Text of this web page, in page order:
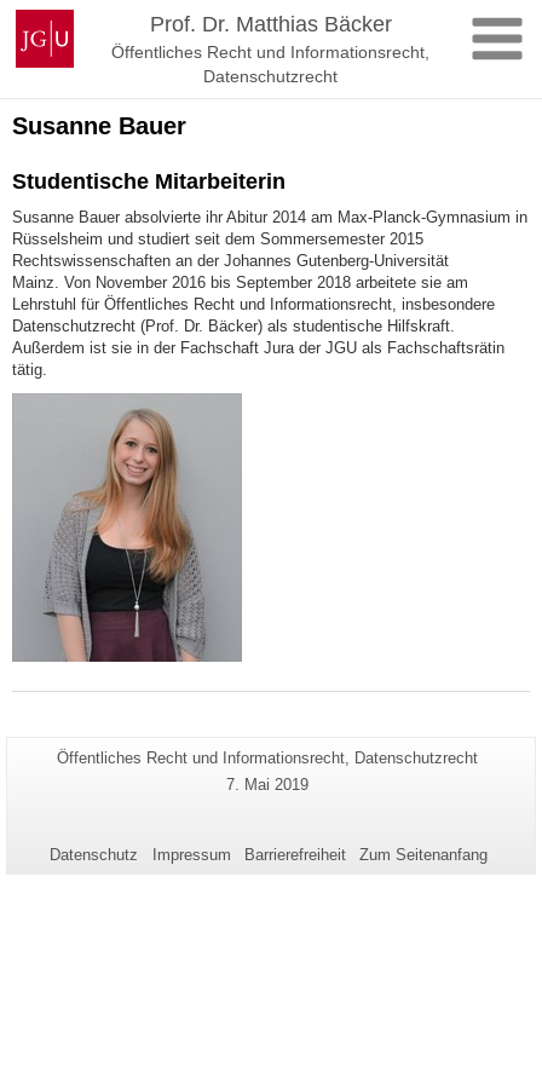
Zum
Inhalt
springen
Johannes
Gutenberg-
Universität
Prof. Dr. Matthias Bäcker
Öffentliches Recht und Informationsrecht,
Datenschutzrecht
Susanne Bauer
Studentische Mitarbeiterin
Susanne Bauer absolvierte ihr Abitur 2014 am Max-Planck-Gymnasium in
Rüsselsheim und studiert seit dem Sommersemester 2015
Rechtswissenschaften an der Johannes Gutenberg-Universität
Mainz. Von November 2016 bis September 2018 arbeitete sie am
Lehrstuhl für Öffentliches Recht und Informationsrecht, insbesondere
Datenschutzrecht (Prof. Dr. Bäcker) als studentische Hilfskraft.
Außerdem ist sie in der Fachschaft Jura der JGU als Fachschaftsrätin
tätig.
Zusätzliche
Informationen
Seite
Seiten-
Öffentliches Recht und Informationsrecht, Datenschutzrecht
Letzte
7. Mai 2019
Datenschutz Impressum Barrierefreiheit Zum Seitenanfang